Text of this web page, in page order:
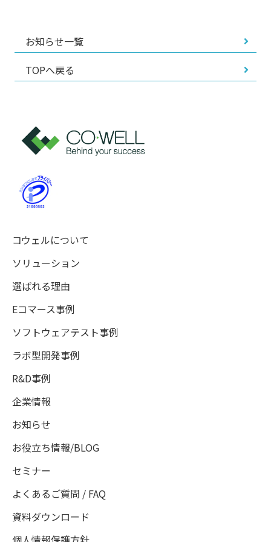
お知らせ一覧
TOPへ戻る
コウェルについて
ソリューション
選ばれる理由
Eコマース事例
ソフトウェアテスト事例
ラボ型開発事例
R&D事例
企業情報
お知らせ
お役立ち情報/BLOG
セミナー
よくあるご質問 / FAQ
資料ダウンロード